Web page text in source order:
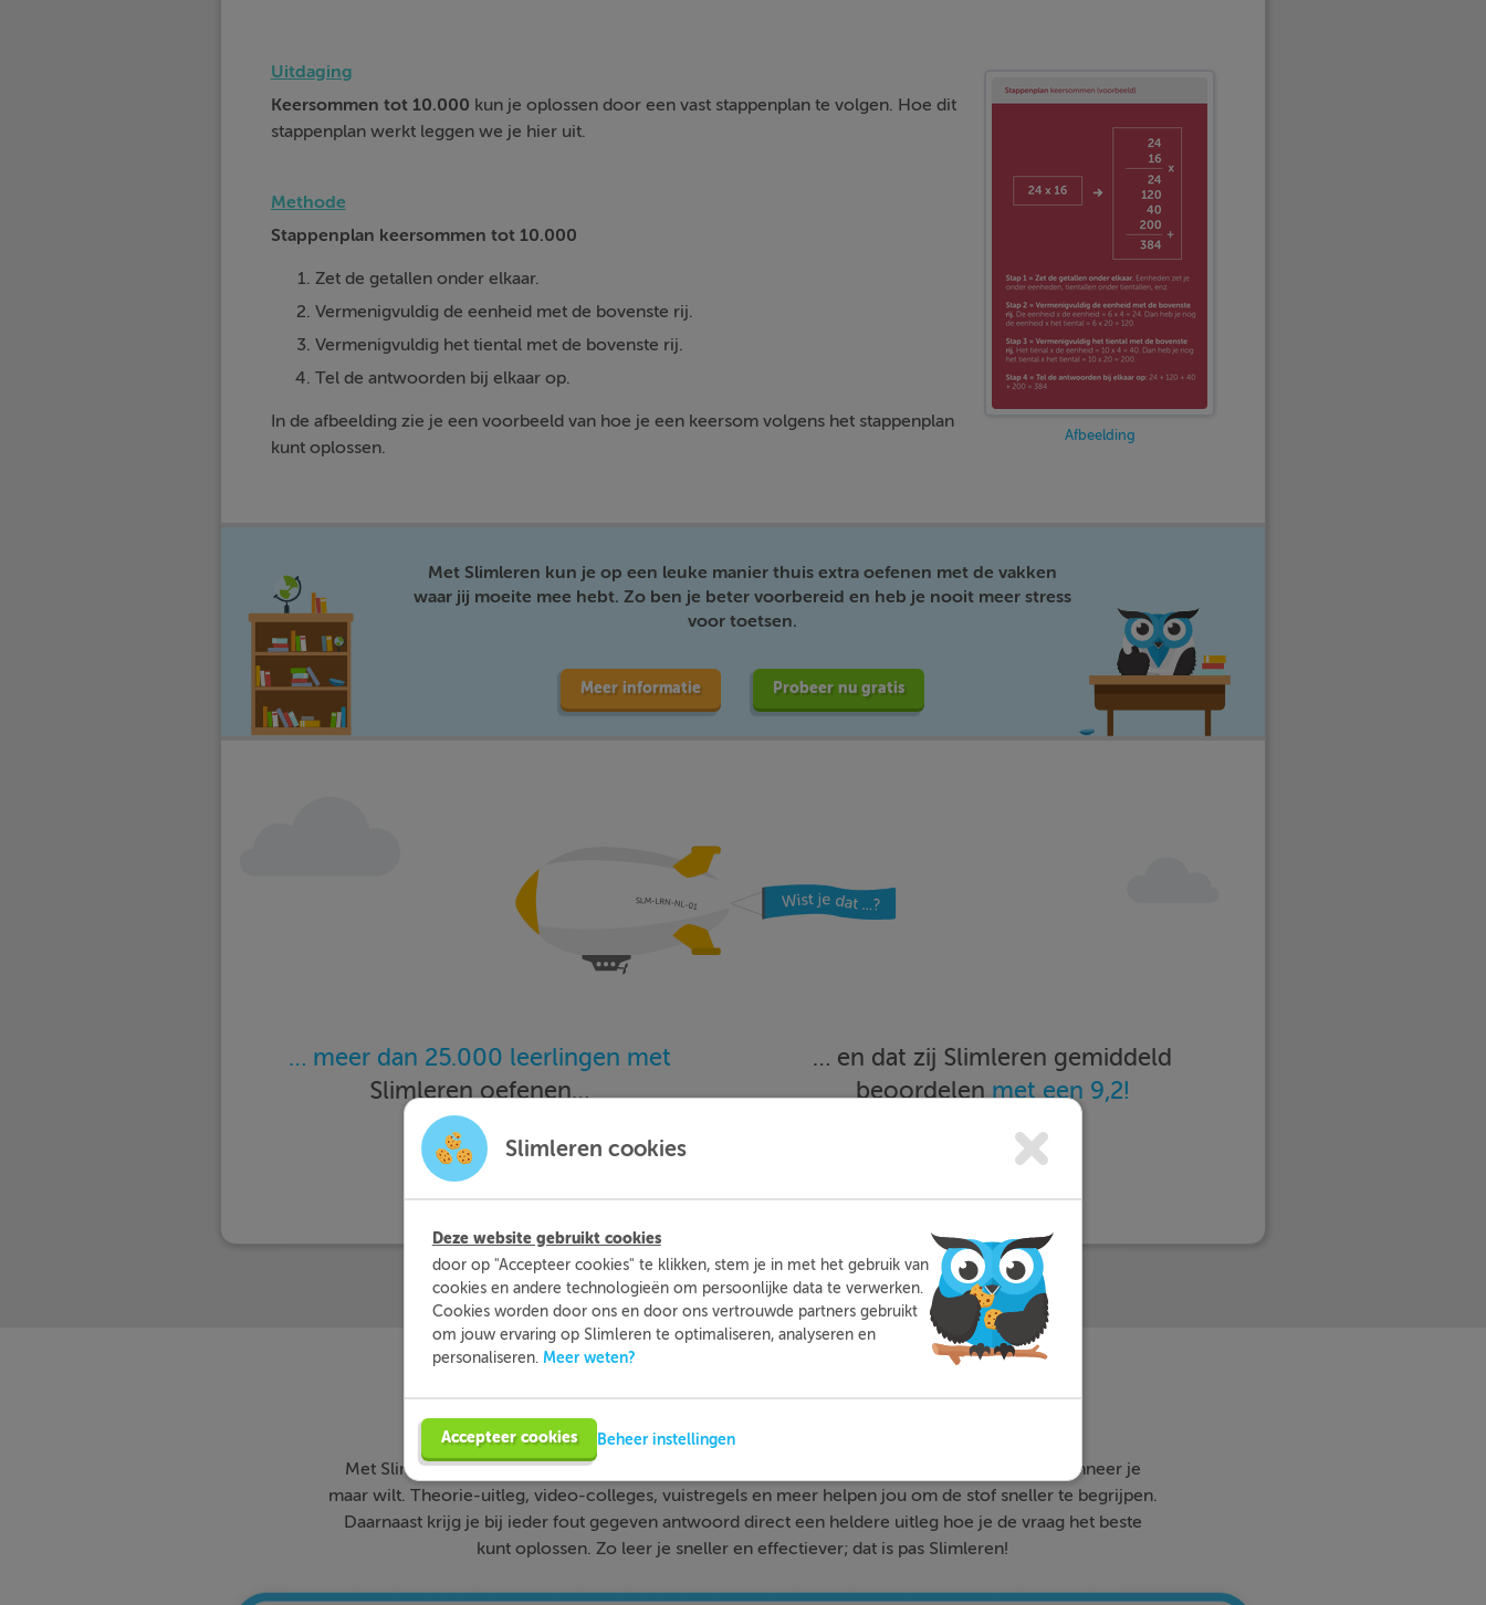
Afbeelding
Uitdaging
Keersommen tot 10.000 kun je oplossen door een vast stappenplan te volgen. Hoe dit
stappenplan werkt leggen we je hier uit.
Methode
Stappenplan keersommen tot 10.000
Zet de getallen onder elkaar.
Vermenigvuldig de eenheid met de bovenste rij.
Vermenigvuldig het tiental met de bovenste rij.
Tel de antwoorden bij elkaar op.
In de afbeelding zie je een voorbeeld van hoe je een keersom volgens het stappenplan
kunt oplossen.
Met Slimleren kun je op een leuke manier thuis extra oefenen met de vakken
waar jij moeite mee hebt. Zo ben je beter voorbereid en heb je nooit meer stress
voor toetsen.
Meer informatie Probeer nu gratis
… meer dan 25.000 leerlingen met
Slimleren oefenen…
… en dat zij Slimleren gemiddeld
beoordelenmet een 9,2!
Wat is
Met Slimleren oefen je online voor de vakken waar je nog wat moeite mee hebt, waar en wanneer je
maar wilt. Theorie-uitleg, video-colleges, vuistregels en meer helpen jou om de stof sneller te begrijpen.
Daarnaast krijg je bij ieder fout gegeven antwoord direct een heldere uitleg hoe je de vraag het beste
kunt oplossen. Zo leer je sneller en effectiever; dat is pas Slimleren!
Slimleren cookies
Deze website gebruikt cookies
door op "Accepteer cookies" te klikken, stem je in met het gebruik van
cookies en andere technologieën om persoonlijke data te verwerken.
Cookies worden door ons en door ons vertrouwde partners gebruikt
om jouw ervaring op Slimleren te optimaliseren, analyseren en
personaliseren. Meer weten?
Accepteer cookies Beheer instellingen